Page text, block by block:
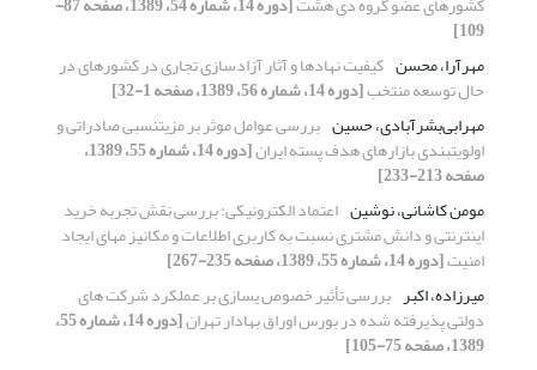
109]
مهرآرا، محسن کیفیت نهادها و آثار آزادسازی تجاری در کشورهای در
حال توسعه منتخب[دوره 14، شماره 56، 1389، صفحه 1-32]
مهرابی‌بشرآبادی، حسین بررسی عوامل موثر بر مزیتنسبی صادراتی و
اولویتبندی بازارهای هدف پسته ایران [دوره 14، شماره 55، 1389،
صفحه 213-233]
مومن کاشانی، نوشین اعتماد الکترونیکی: بررسی نقش تجربه خرید
اینترنتی و دانش مشتری نسبت به کاربری اطلاعات و مکانیز مهای ایجاد
امنیت[دوره 14، شماره 55، 1389، صفحه 235-267]
میرزاده، اکبر بررسی تأثیر خصوص یسازی بر عملکرد شرکت های
دولتی پذیرفته شده در بورس اوراق بهادار تهران [دوره 14، شماره 55،
1389، صفحه 75-105]